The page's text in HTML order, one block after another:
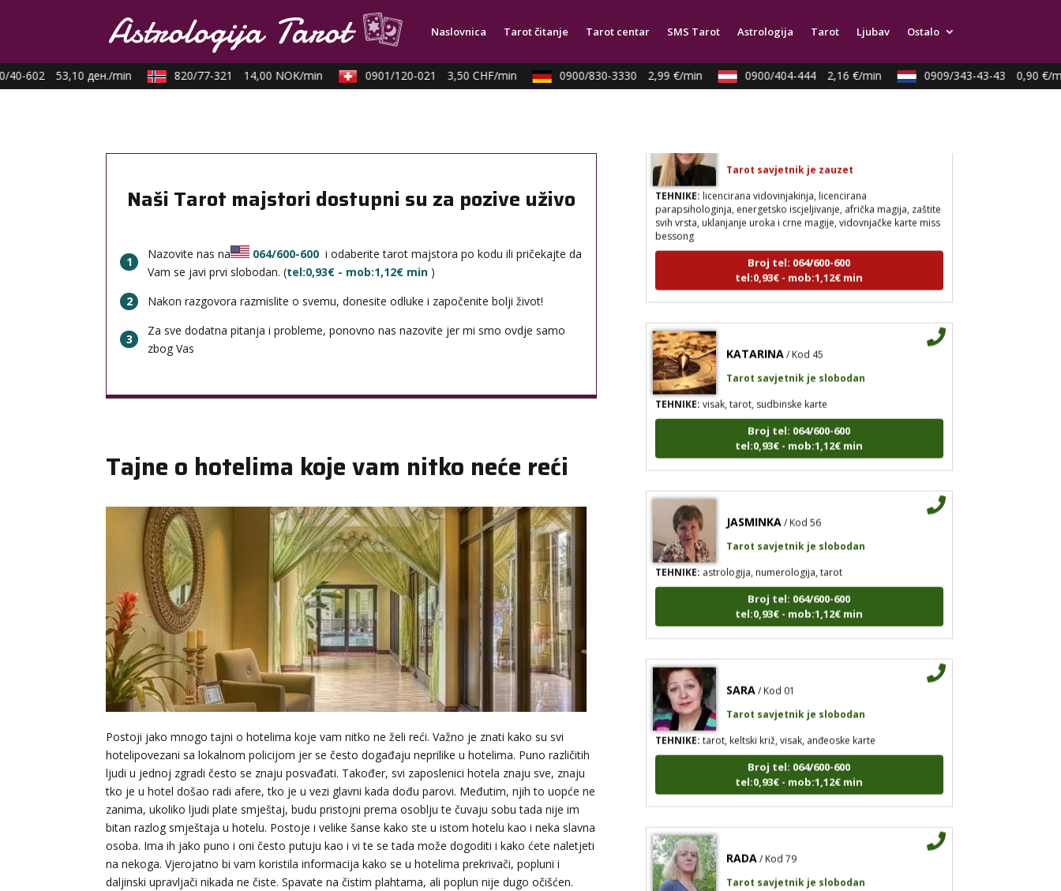
Naslovnica Tarot čitanje Tarot centar SMS Tarot Astrologija Tarot Ljubav Ostalo
602 53,10 ден./min 820/77-321 14,00 NOK/min 0901/120-021 3,50 CHF/min 0900/830-3330 2,99 €/min 0900/404-444 2,16 €/min 0909/343-43-43 0,90 €/
Naši Tarot majstori dostupni su za pozive uživo
1
Nazovite nas na 064/600-600 i odaberite tarot majstora po kodu ili pričekajte da
Vam se javi prvi slobodan. (tel:0,93€ - mob:1,12€ min )
2
Nakon razgovora razmislite o svemu, donesite odluke i započenite bolji život!
3
Za sve dodatna pitanja i probleme, ponovno nas nazovite jer mi smo ovdje samo
zbog Vas
Tajne o hotelima koje vam nitko neće reći
Postoji jako mnogo tajni o hotelima koje vam nitko ne želi reći. Važno je znati kako su svi
hotelipovezani sa lokalnom policijom jer se često događaju neprilike u hotelima. Puno različitih
ljudi u jednoj zgradi često se znaju posvađati. Također, svi zaposlenici hotela znaju sve, znaju
tko je u hotel došao radi afere, tko je u vezi glavni kada dođu parovi. Međutim, njih to uopće ne
zanima, ukoliko ljudi plate smještaj, budu pristojni prema osoblju te čuvaju sobu tada nije im
bitan razlog smještaja u hotelu. Postoje i velike šanse kako ste u istom hotelu kao i neka slavna
osoba. Ima ih jako puno i oni često putuju kao i vi te se tada može dogoditi i kako ćete naletjeti
na nekoga. Vjerojatno bi vam koristila informacija kako se u hotelima prekrivači, popluni i
daljinski upravljači nikada ne čiste. Spavate na čistim plahtama, ali poplun nije dugo očišćen.
TEHNIKE:licencirana vidovinjakinja, licencirana
parapsihologinja, energetsko iscjeljivanje, afrička magija, zaštite
svih vrsta, uklanjanje uroka i crne magije, vidovnjačke karte miss
bessong
Broj tel: 064/600-600
tel:0,93€ - mob:1,12€ min
TEHNIKE:visak, tarot, sudbinske karte
Broj tel: 064/600-600
tel:0,93€ - mob:1,12€ min
TEHNIKE:astrologija, numerologija, tarot
Broj tel: 064/600-600
tel:0,93€ - mob:1,12€ min
TEHNIKE:tarot, keltski križ, visak, anđeoske karte
Broj tel: 064/600-600
tel:0,93€ - mob:1,12€ min